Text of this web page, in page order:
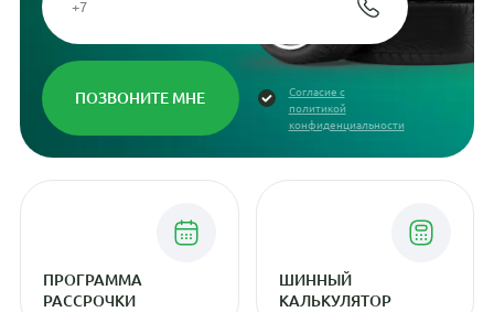
Согласие с
политикой
конфиденциальности
ПРОГРАММА
РАССРОЧКИ
ШИННЫЙ
КАЛЬКУЛЯТОР